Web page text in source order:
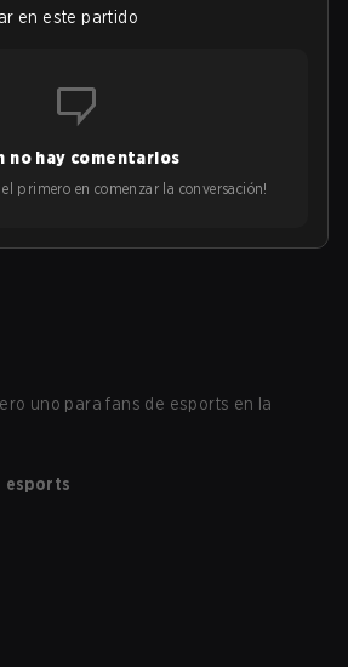
en este partido
no hay comentarios
el primero en comenzar la conversación!
uno para fans de esports en la
esports